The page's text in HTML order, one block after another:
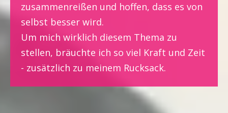
zusammenreißen und hoffen, dass es von
selbst besser wird.
Um mich wirklich diesem Thema zu
stellen, bräuchte ich so viel Kraft und Zeit
- zusätzlich zu meinem Rucksack.